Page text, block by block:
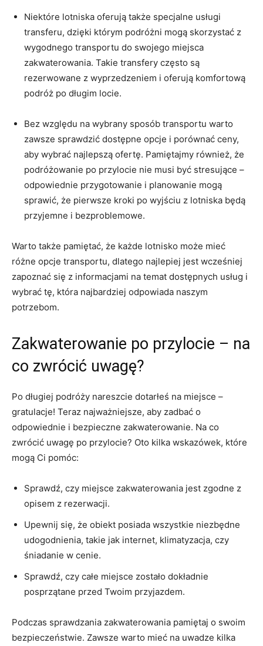
Niektóre lotniska oferują także specjalne⁣ usługi
⁣transferu, dzięki którym podróżni mogą skorzystać z
‌wygodnego transportu‌ do swojego miejsca
zakwaterowania.⁢ Takie transfery często są
rezerwowane z ⁢wyprzedzeniem i oferują komfortową
podróż po długim locie.
Bez względu na ⁤wybrany sposób transportu warto
zawsze sprawdzić⁤ dostępne opcje ⁤i ​porównać ceny,
aby wybrać najlepszą ofertę. Pamiętajmy również, że
podróżowanie po⁤ przylocie nie musi być stresujące –
odpowiednie przygotowanie i planowanie mogą
sprawić, że pierwsze​ kroki po wyjściu z⁣ lotniska będą
przyjemne ‌i bezproblemowe.
Warto także pamiętać, że każde lotnisko może⁢ mieć
różne opcje transportu, dlatego najlepiej jest wcześniej⁤
zapoznać się z informacjami na temat dostępnych usług i ​
wybrać tę, która⁢ najbardziej ⁣odpowiada naszym
potrzebom.
Zakwaterowanie po ‍przylocie⁢ – na
co zwrócić ​uwagę?
Po długiej podróży nareszcie dotarłeś na miejsce⁢ –
gratulacje! Teraz najważniejsze, aby zadbać o
odpowiednie i bezpieczne zakwaterowanie. Na‍ co
zwrócić uwagę po przylocie? Oto kilka wskazówek, które⁤
mogą Ci pomóc:
Sprawdź, czy miejsce zakwaterowania jest zgodne z
opisem z rezerwacji.
Upewnij się, że obiekt posiada wszystkie niezbędne
udogodnienia, ⁣takie jak internet, klimatyzacja, czy
śniadanie w cenie.
Sprawdź, czy⁤ całe miejsce zostało dokładnie
posprzątane przed Twoim przyjazdem.
Podczas sprawdzania zakwaterowania pamiętaj ⁤o swoim
bezpieczeństwie. Zawsze warto mieć na uwadze kilka